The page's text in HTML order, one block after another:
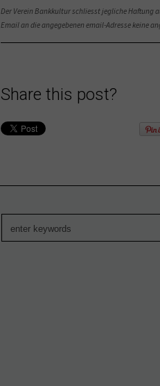
Der Verein Bankkultur schliesst jegliche Haftung
Email an die angegebenen email-Adresse keine
Share this post?